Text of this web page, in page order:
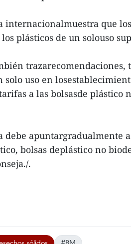
internacionalmuestra que
plásticos de un solouso
trazarecomendaciones,
solo uso en
a las bolsasde plástico
debe apuntargradualmente
bolsas deplástico no
.